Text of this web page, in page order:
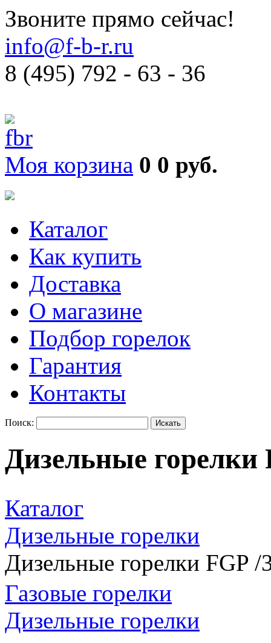
Звоните прямо сейчас!
info@f-b-r.ru
8 (495) 792 - 63 - 36
Моя корзина 0 0 руб.
Каталог
Как купить
Доставка
О магазине
Подбор горелок
Гарантия
Контакты
Поиск:
Дизельные горелки
Каталог
Дизельные горелки
Дизельные горелки FGP /
Газовые горелки
Дизельные горелки